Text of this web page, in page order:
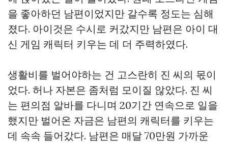
을 좋아하던 남편이었지만 갈수록 정도는 심해
졌다. 아이것은 수시로 커갔지만 남편은 아이 대
신 게임 캐릭터 키우는 데 더 주력하였다.
생활비를 벌어야하는 건 고스란히 진 씨의 몫이
었다. 허나 자본은 좀처럼 모이질 않았다. 진 씨
는 편의점 알바를 다니며 20기간 연속으로 일을
했지만 벌어온 자금은 남편의 캐릭터를 키우는
데 속속 들어갔다. 남편은 매달 70만원 가까운